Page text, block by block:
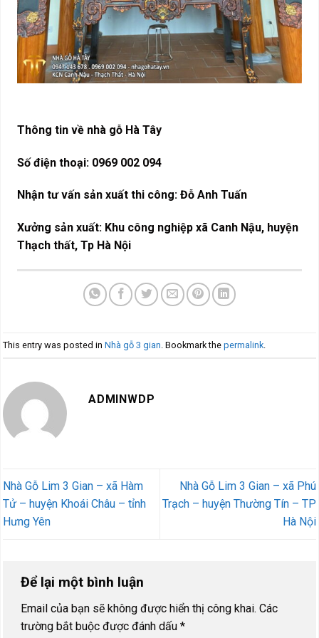
Thông tin về nhà gỗ Hà Tây
Số điện thoại: 0969 002 094
Nhận tư vấn sản xuất thi công: Đỗ Anh Tuấn
Xưởng sản xuất: Khu công nghiệp xã Canh Nậu, huyện
Thạch thất, Tp Hà Nội
This entry was posted in Nhà gỗ 3 gian . Bookmark the permalink
ADMINWDP
Nhà Gỗ Lim 3 Gian – xã Hàm
Tử – huyện Khoái Châu – tỉnh
Hưng Yên
Nhà Gỗ Lim 3 Gian – xã Phú
Trạch – huyện Thường Tín – TP
Hà Nội
Để lại một bình luận
Email của bạn sẽ không được hiển thị công khai. Các
trường bắt buộc được đánh dấu *